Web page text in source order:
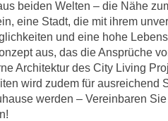
beiden Welten – die Nähe
eine Stadt, die mit ihrem
und eine hohe
aus, das die Ansprüche
Architektur des City Living
wird zudem für ausreichend
werden – Vereinbaren